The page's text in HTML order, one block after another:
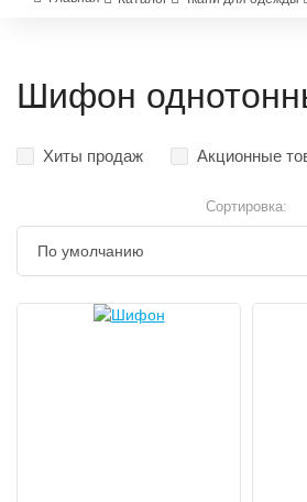
Шифон
Хиты продаж Акционные
Сортировка: